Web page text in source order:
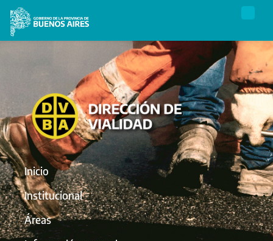
Inicio
Institucional
Áreas